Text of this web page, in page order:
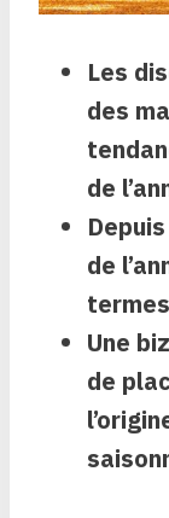
Les
des
de
de
Une
de